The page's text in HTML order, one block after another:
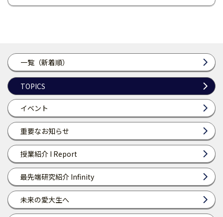
一覧（新着順）
TOPICS
イベント
重要なお知らせ
授業紹介 I Report
最先端研究紹介 Infinity
未来の愛大生へ